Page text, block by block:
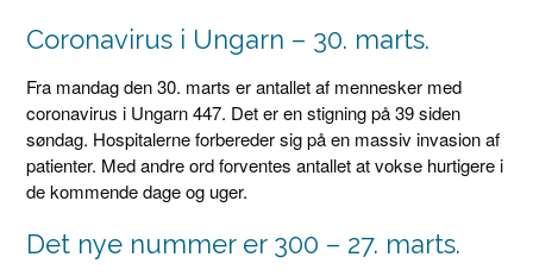
Coronavirus i Ungarn – 30. marts.
Fra mandag den 30. marts er antallet af mennesker med
coronavirus i Ungarn 447. Det er en stigning på 39 siden
søndag. Hospitalerne forbereder sig på en massiv invasion af
patienter. Med andre ord forventes antallet at vokse hurtigere i
de kommende dage og uger.
Det nye nummer er 300 – 27. marts.